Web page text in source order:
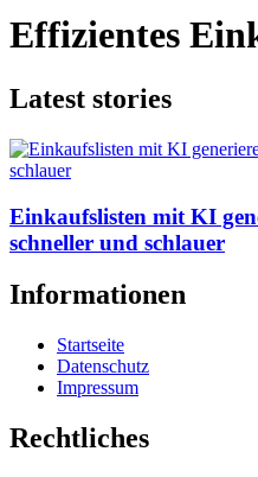
Effizientes
Latest stories
Einkaufslisten mit KI
schneller und schlauer
Informationen
Startseite
Datenschutz
Impressum
Rechtliches